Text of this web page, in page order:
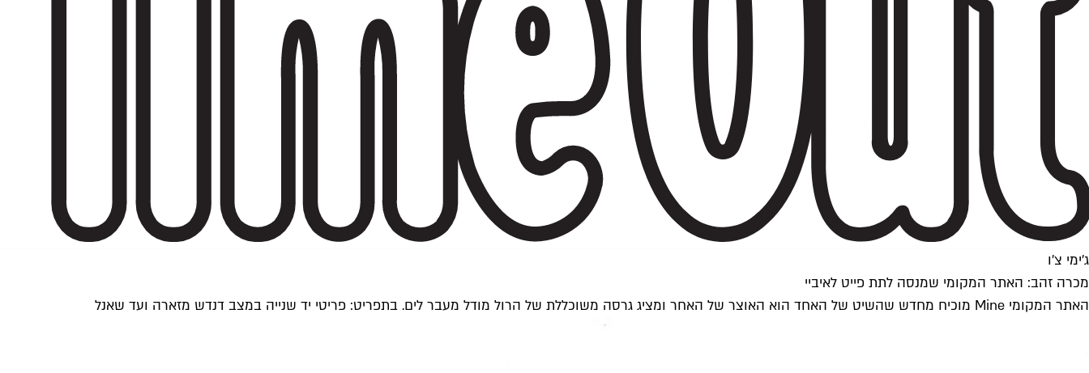
ג'ימי צ'ו
מכרה זהב: האתר המקומי שמנסה לתת פייט לאיביי
האתר המקומי Mine מוכיח מחדש שהשיט של האחד הוא האוצר של האחר ומציג גרסה משוכללת של הרול מודל מעבר לים. בתפריט: פריטי יד שנייה במצב דנדש מזארה ועד שאנל